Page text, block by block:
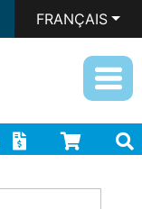
FRANÇAIS